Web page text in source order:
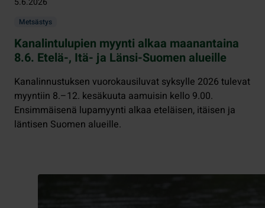
Metsästys
Kanalintulupien myynti alkaa maanantaina
8.6. Etelä-, Itä- ja Länsi-Suomen alueille
Kanalinnustuksen vuorokausiluvat syksylle 2026 tulevat
myyntiin 8.–12. kesäkuuta aamuisin kello 9.00.
Ensimmäisenä lupamyynti alkaa eteläisen, itäisen ja
läntisen Suomen alueille.